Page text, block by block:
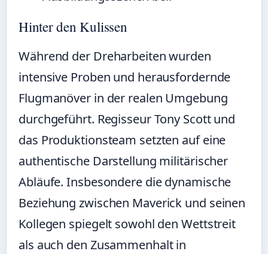
Hinter den Kulissen
Während der Dreharbeiten wurden
intensive Proben und herausfordernde
Flugmanöver in der realen Umgebung
durchgeführt. Regisseur Tony Scott und
das Produktionsteam setzten auf eine
authentische Darstellung militärischer
Abläufe. Insbesondere die dynamische
Beziehung zwischen Maverick und seinen
Kollegen spiegelt sowohl den Wettstreit
als auch den Zusammenhalt in